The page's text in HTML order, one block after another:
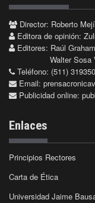
Director: Roberto
Editora de opinión:
Editores: Raúl
Walter Sosa
Teléfono: (511)
Email:
Publicidad online:
Enlaces
Principios Rectores
Carta de Ética
Universidad Jaime